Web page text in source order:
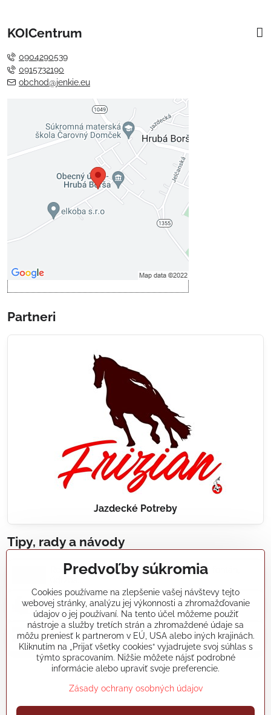
KOICentrum
0904290539
0915732190
obchod@jenkie.eu
Externý obsah je blokovaný
Voľbami súkromia
Prajete si načítať externý obsah?
Povoliť tentokrát
Povoliť a zapamätať - súhlas s
Partneri
Jazdecké Potreby
Tipy, rady a návody
Realizácie záhradných jazierok, bazénov, fontán,
Články a blogy
Rady a návody
koikapre/?ref=hl
Predvoľby súkromia
Cookies používame na zlepšenie vašej návštevy tejto
webovej stránky, analýzu jej výkonnosti a zhromažďovanie
údajov o jej používaní. Na tento účel môžeme použiť
nástroje a služby tretích strán a zhromaždené údaje sa
môžu preniesť k partnerom v EÚ, USA alebo iných krajinách.
Kliknutím na „Prijať všetky cookies“ vyjadrujete svoj súhlas s
týmto spracovaním. Nižšie môžete nájsť podrobné
informácie alebo upraviť svoje preferencie.
Zásady ochrany osobných údajov